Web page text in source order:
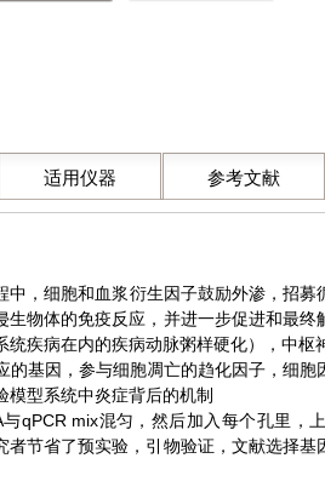
适用仪器 参考文献
细胞和血浆衍生因子鼓励外渗，招募
物体的免疫反应，并进一步促进和最
疾病在内的疾病动脉粥样硬化），中枢
基因，参与细胞凋亡的趋化因子，细
型系统中炎症背后的机制
mix混匀，然后加入每个孔里，
节省了预实验，引物验证，文献选择